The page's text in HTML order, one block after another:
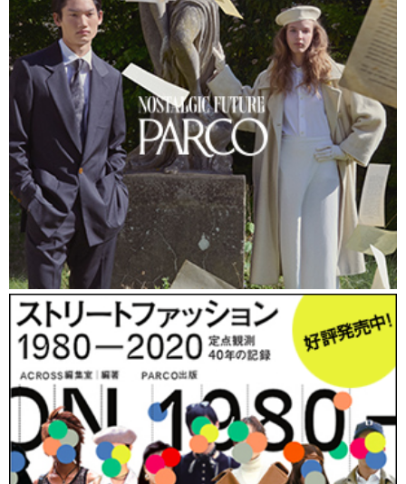
イベントのきっかけは？
きっかけは、ユスフさん自身の映画制作の工程にあった
という。孤独で長い映画制作の過程では、何度も映像を
見返していると何が正解が分からなくなるときがあるそ
うだ。方向性を見失いそうになったときには誰かの意見
が欲しくなるもの。
ユスフさん：「わたしは自分の映画を作るとき、いつも
信頼している4～5人に映画のクリップを送ってフィード
バックをもらいます。それでもいつも思い通りにはいき
ません。友人が自分の作品を見てくれる時間があるかど
うか分からないし、それを強制することもできない。感
想も優しさで良いことしか言ってくれないときもある。
それに多くの場合、友人は自分と似た思考を持っている
ので、意外な視点から建設的なアドバイスが欲しいとき
は赤の他人の方が良かったりします。でもロンドンのよ
うな大都市で、友達以上の広いコミュニティを作るのは